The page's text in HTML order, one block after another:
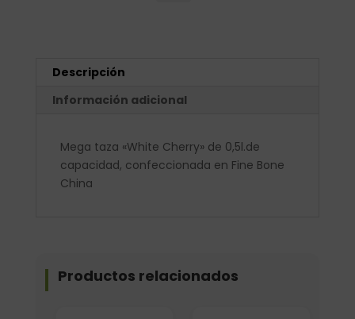
Descripción
Información adicional
Mega taza «White Cherry» de 0,5l.de
capacidad, confeccionada en Fine Bone
China
Productos relacionados